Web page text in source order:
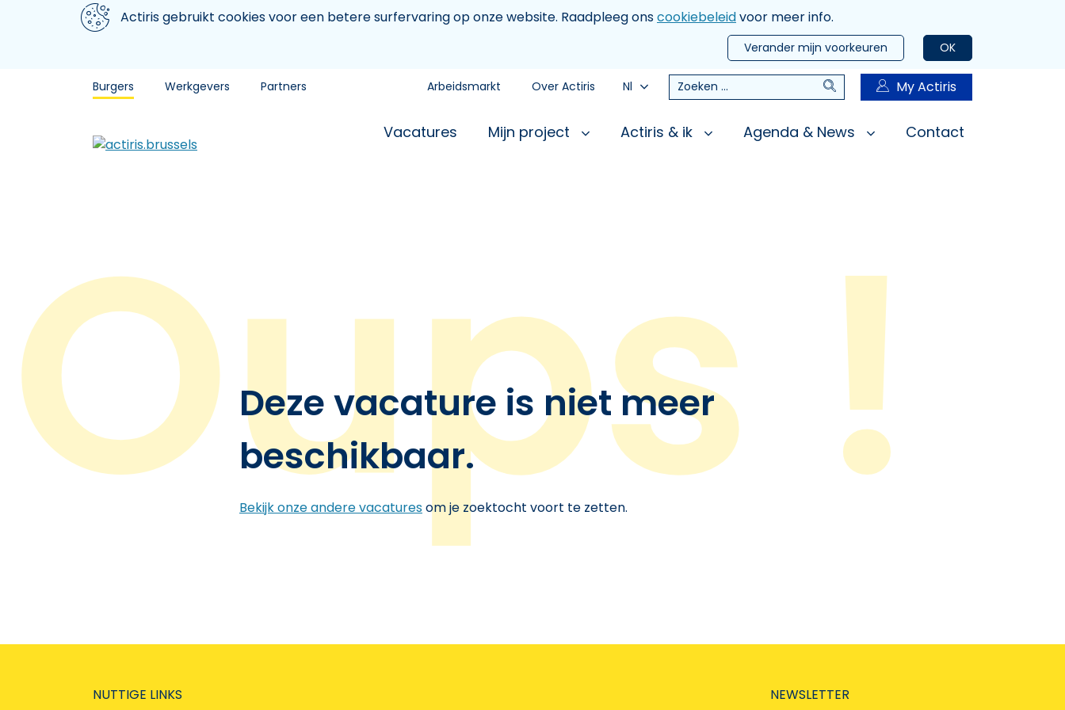
Aller au contenu principal
We gebruiken cookiesActiris gebruikt cookies voor een betere surfervaring op onze website. Raadpleeg onscookiebeleidvoor meer info.
OK
Verander mijn voorkeuren
Burgers Werkgevers Partners Arbeidsmarkt Over Actiris Nl Zoeken Zoeken My Actiris
Vacatures Mijn project Actiris & ik Agenda & News Contact
Deze vacature is niet meer
beschikbaar.
Bekijk onze andere vacaturesom je zoektocht voort te zetten.
NUTTIGE LINKS NEWSLETTER